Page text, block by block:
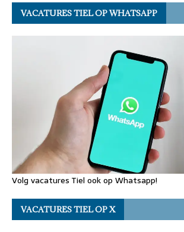
VACATURES TIEL OP WHATSAPP
Volg vacatures Tiel ook op Whatsapp!
VACATURES TIEL OP X